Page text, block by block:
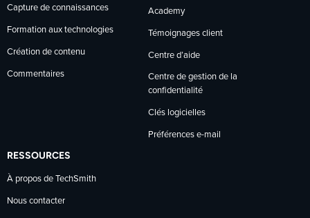
Capture de connaissances
Formation aux technologies
Création de contenu
Commentaires
Academy
Témoignages client
Centre d’aide
Centre de gestion de la
confidentialité
Clés logicielles
Préférences e-mail
RESSOURCES
À propos de TechSmith
Nous contacter